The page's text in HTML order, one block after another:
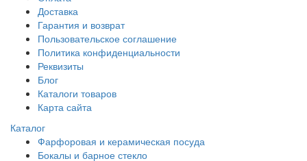
Доставка
Гарантия и возврат
Пользовательское соглашение
Политика конфиденциальности
Реквизиты
Блог
Каталоги товаров
Карта сайта
Каталог
Фарфоровая и керамическая посуда
Бокалы и барное стекло